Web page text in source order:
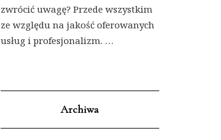
zwrócić uwagę? Przede wszystkim
ze względu na jakość oferowanych
usług i profesjonalizm. …
Archiwa